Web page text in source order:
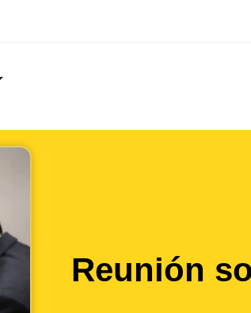
Reunión